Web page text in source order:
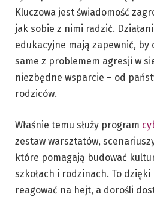
Kluczowa jest świadomość
jak sobie z nimi radzić.
edukacyjne mają zapewnić, by
same z problemem agresji w
niezbędne wsparcie – od
rodziców.
Właśnie temu służy program
zestaw warsztatów,
które pomagają budować
szkołach i rodzinach. To
reagować na hejt, a dorośli